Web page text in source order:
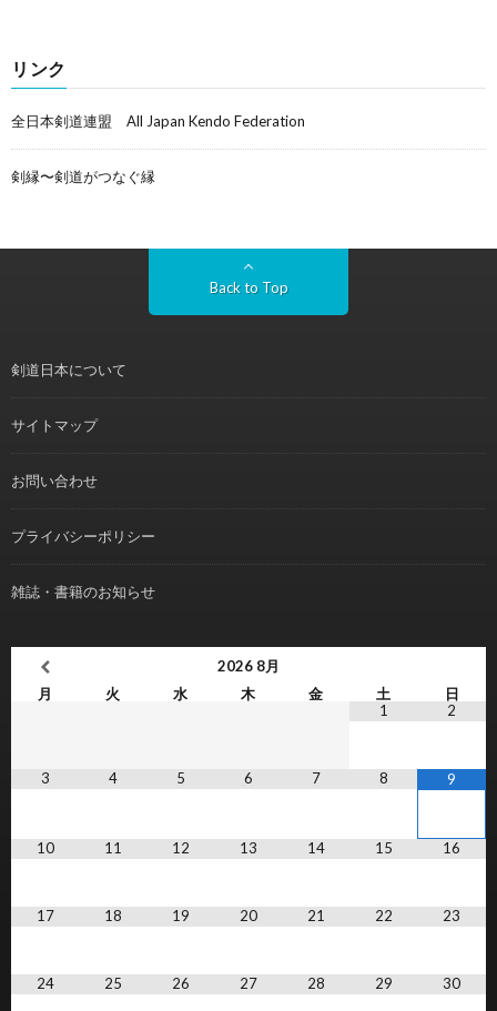
リンク
全日本剣道連盟 All Japan Kendo Federation
剣縁〜剣道がつなぐ縁
Back to Top
剣道日本について
サイトマップ
お問い合わせ
プライバシーポリシー
雑誌・書籍のお知らせ
2026 8月
月
火 水 木 金 土
日
1
2
3 4 5 6 7 8 9
10 11 12 13 14 15 16
17 18 19 20 21 22 23
24 25 26 27 28 29 30